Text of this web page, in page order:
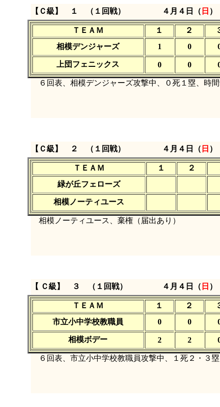
【Ｃ級】 １ （１回戦） ４月４日（ 日 ）
ＴＥＡＭ １ ２
相模デンジャーズ
1 0
上団フェニックス 0 0
６回表、相模デンジャーズ攻撃中、０死１塁、時
【Ｃ級】 ２ （１回戦） ４月４日（ 日 ）
ＴＥＡＭ １ ２
緑が丘フェローズ
相模ノーティユース
相模ノーティユース、棄権（届出あり）
【 Ｃ級】 ３ （１回戦） ４月４日（ 日
ＴＥＡＭ １ ２
市立小中学校教職員
0 0
相模ボデー 2 2
６回表、市立小中学校教職員攻撃中、１死２・３